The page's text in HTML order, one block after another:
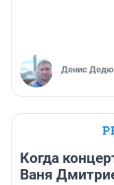
Денис
Когда
Ваня